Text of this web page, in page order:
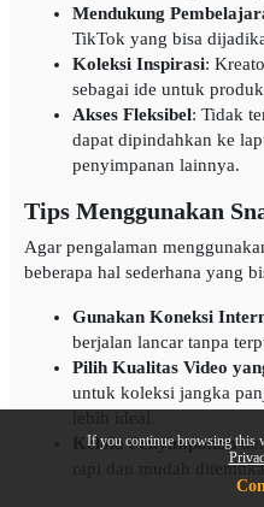
If you continue browsing this
Mendukung
TikTok yang bisa
Koleksi Inspirasi:
sebagai ide untuk
Akses Fleksibel: Tidak
dapat dipindahkan ke
penyimpanan lainnya.
Tips Menggunakan
Agar pengalaman
beberapa hal sederhana yang
Gunakan Koneksi
berjalan lancar tanpa
Pilih Kualitas Video
untuk koleksi jangka
Kelola Penyimpanan
rapi dan mudah